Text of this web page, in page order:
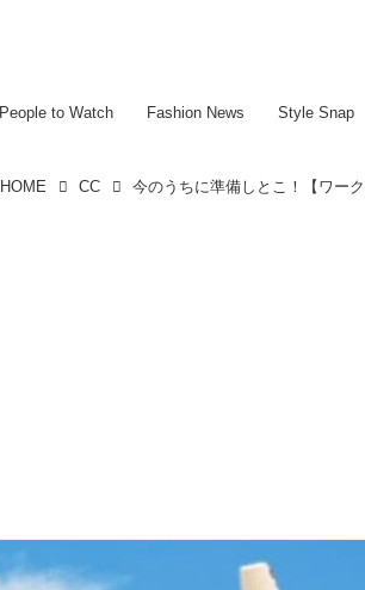
People to Watch Fashion News Style Snap
HOME CC